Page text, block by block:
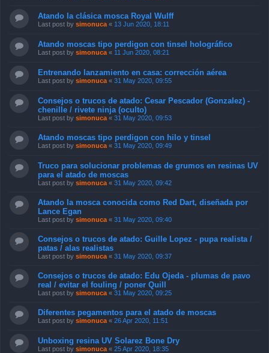
Atando la clásica mosca Royal Wulff
Last post by simonuca « 13 Jun 2020, 18:11
Atando moscas tipo perdigon con tinsel holográfico
Last post by simonuca « 11 Jun 2020, 08:21
Entrenando lanzamiento en casa: corrección aérea
Last post by simonuca « 31 May 2020, 09:55
Consejos o trucos de atado: Cesar Pescador (Gonzalez) -
chenille / rivete ninja (oculto)
Last post by simonuca « 31 May 2020, 09:53
Atando moscas tipo perdigon con hilo y tinsel
Last post by simonuca « 31 May 2020, 09:49
Truco para solucionar problemas de grumos en resinas UV
para el atado de moscas
Last post by simonuca « 31 May 2020, 09:42
Atando la mosca conocida como Red Dart, diseñada por
Lance Egan
Last post by simonuca « 31 May 2020, 09:40
Consejos o trucos de atado: Guille Lopez - pupa realista /
patas / alas realistas
Last post by simonuca « 31 May 2020, 09:37
Consejos o trucos de atado: Edu Ojeda - plumas de pavo
real / evitar el fouling / poner Quill
Last post by simonuca « 31 May 2020, 09:25
Diferentes pegamentos para el atado de moscas
Last post by simonuca « 26 Apr 2020, 11:51
Unboxing resina UV Solarez Bone Dry
Last post by simonuca « 25 Apr 2020, 18:35